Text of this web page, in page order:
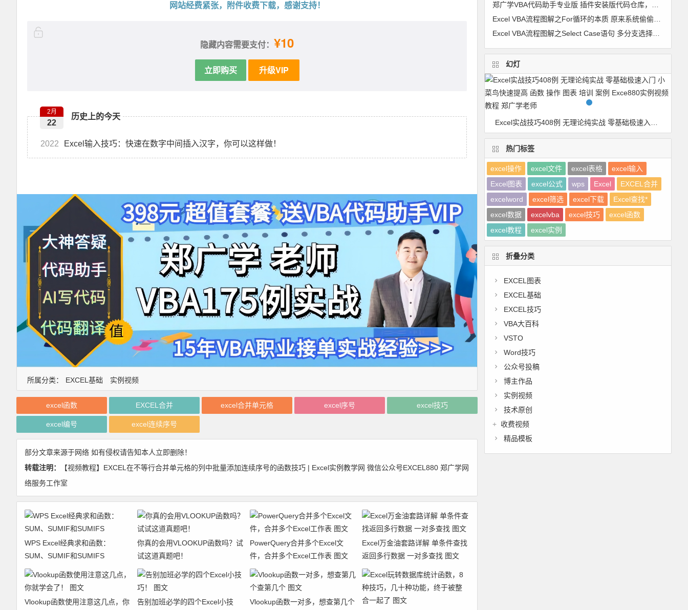
网站经费紧张，附件收费下载，感谢支持！
隐藏内容需要支付： ¥10
立即购买 升级VIP
历史上的今天
2月
22
2022 Excel输入技巧：快速在数字中间插入汉字，你可以这样做！
所属分类： EXCEL基础 实例视频
excel函数 EXCEL合并 excel合并单元格 excel序号 excel技巧
excel编号 excel连续序号
部分文章来源于网络 如有侵权请告知本人立即删除！
转载注明：
【视频教程】EXCEL在不等行合并单元格的列中批量添加连续序号的函数技巧 | Excel实例教学网 微信公众号EXCEL880 郑广学网
络服务工作室
WPS Excel经典求和函数：
SUM、SUMIF和SUMIFS
你真的会用VLOOKUP函数吗？试
试这道真题吧！
PowerQuery合并多个Excel文
件，合并多个Excel工作表 图文
Excel万金油套路详解 单条件查找
返回多行数据 一对多查找 图文
Vlookup函数使用注意这几点，你 告别加班必学的四个Excel小技 Vlookup函数一对多，想查第几个
郑广学VBA代码助手专业版 插件安装版代码仓库，代码管理，VBA代码对齐，代码排版，破解工程密码，隐藏模块，代码混淆，自动插入代码 兼容64
Excel VBA流程图解之For循环的本质 原来系统偷偷干了很多事
Excel VBA流程图解之Select Case语句 多分支选择的最佳选择
幻灯
Excel VBA超级拼音输入提示组件V3.2 兼容单元格+控件+窗体 郑广学 VBA 拼音输入提示
Excel实战技巧408例 无理论纯实战 零基础极速入门 小菜鸟快速提高 函数 操作 图表 培训 案例 Exce880实例视频教程 郑广学老师
热门标签
excel操作 excel文件 excel表格
excel输入
Excel图表
excel公式 wps Excel
EXCEL合并
excelword
excel筛选 excel下载
Excel查找*
excel数据
excelvba excel技巧
excel函数
excel教程
excel实例
折叠分类
EXCEL图表
EXCEL基础
EXCEL技巧
VBA大百科
VSTO
Word技巧
公众号投稿
博主作品
实例视频
技术原创
收费视频
精品模板